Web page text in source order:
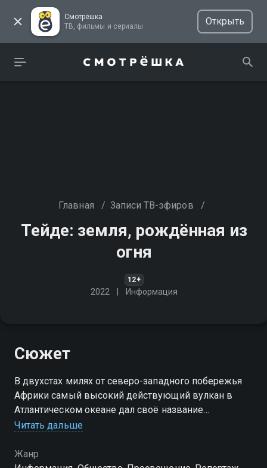
Смотрёшка
ТВ, фильмы и сериалы
Открыть
Главная / Записи ТВ-эфиров /
Тейде: земля, рождённая из
огня
12+
2022 Информация
Сюжет
В двухстах милях от северо-западного побережья
Африки самый высокий действующий вулкан в
Атлантическом океане дал своё название
негостеприимной пустыне, которая его окружает:
возвышается над водами Атлантики
Читать дальше
Жанр